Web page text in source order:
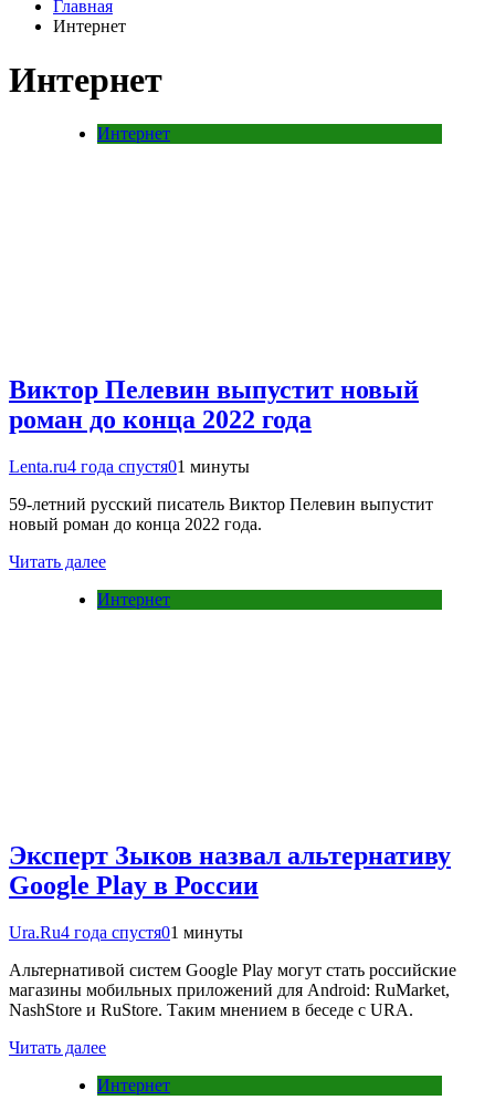
Главная
Интернет
Интернет
Интернет
Виктор Пелевин выпустит новый
роман до конца 2022 года
Lenta.ru4 года спустя01 минуты
59-летний русский писатель Виктор Пелевин выпустит
новый роман до конца 2022 года.
Читать далее
Интернет
Эксперт Зыков назвал альтернативу
Google Play в России
Ura.Ru4 года спустя01 минуты
Альтернативой систем Google Play могут стать российские
магазины мобильных приложений для Android: RuMarket,
NashStore и RuStore. Таким мнением в беседе с URA.
Читать далее
Интернет